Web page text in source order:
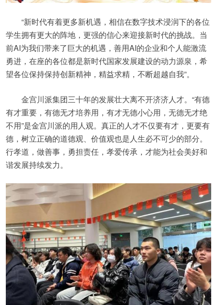
“新时代有着更多新机遇，相信在数字技术浸润下的各位
学生拥有更大的阵地，更强的信心来迎接新时代的挑战。当
前AI为我们带来了巨大的机遇，善用AI的企业和个人能激流
勇进，在座的各位都是新时代国家发展建设的动力源泉，希
望各位保持保持创新精神，精益求精，不断超越自我”。
金宫川派集团三十年的发展壮大离不开济济人才。“有德
有才重要，有德无才培养用，有才无德小心用，无德无才绝
不用”是金宫川派的用人观。真正的人才不仅要有才，更要有
德，树立正确的道德观、价值观也是人生必不可少的部分。
行孝道，做善事，勇担责任，孝爱传承，才能为社会美好和
谐发展持续发力。